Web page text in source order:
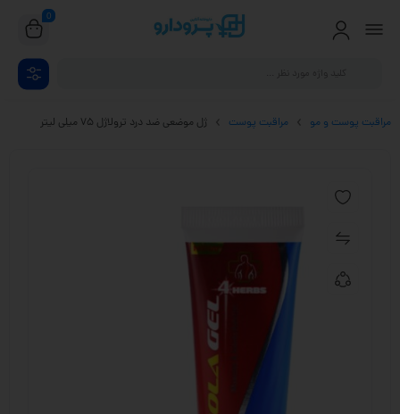
0
مراقبت پوست و مو مراقبت پوست ژل موضعی ضد درد ترولاژل 75 میلی لیتر